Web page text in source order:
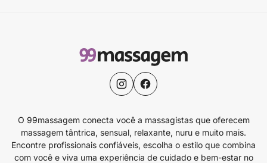
O 99massagem conecta você a massagistas que oferecem
massagem tântrica, sensual, relaxante, nuru e muito mais.
Encontre profissionais confiáveis, escolha o estilo que combina
com você e viva uma experiência de cuidado e bem-estar no